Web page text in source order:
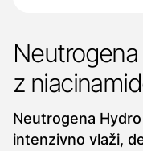
z
Neutrogena
intenzivno vlaži,